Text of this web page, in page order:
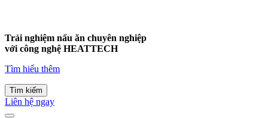
Trải nghiệm nấu ăn chuyên nghiệp
với công nghệ HEATTECH
Tìm hiểu thêm
Tìm kiếm
Liên hệ ngay